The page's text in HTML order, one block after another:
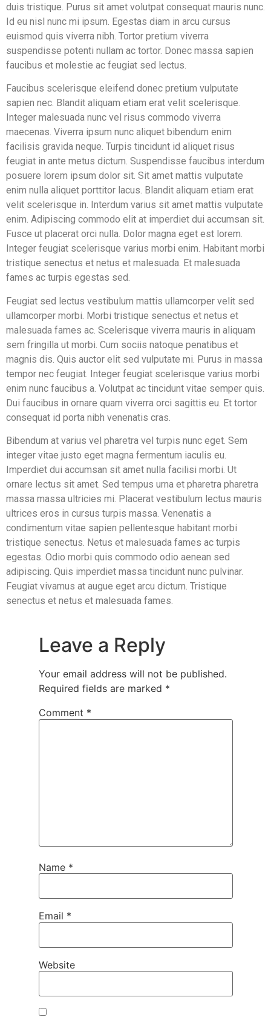
duis tristique. Purus sit amet volutpat consequat mauris nunc.
Id eu nisl nunc mi ipsum. Egestas diam in arcu cursus
euismod quis viverra nibh. Tortor pretium viverra
suspendisse potenti nullam ac tortor. Donec massa sapien
faucibus et molestie ac feugiat sed lectus.
Faucibus scelerisque eleifend donec pretium vulputate
sapien nec. Blandit aliquam etiam erat velit scelerisque.
Integer malesuada nunc vel risus commodo viverra
maecenas. Viverra ipsum nunc aliquet bibendum enim
facilisis gravida neque. Turpis tincidunt id aliquet risus
feugiat in ante metus dictum. Suspendisse faucibus interdum
posuere lorem ipsum dolor sit. Sit amet mattis vulputate
enim nulla aliquet porttitor lacus. Blandit aliquam etiam erat
velit scelerisque in. Interdum varius sit amet mattis vulputate
enim. Adipiscing commodo elit at imperdiet dui accumsan sit.
Fusce ut placerat orci nulla. Dolor magna eget est lorem.
Integer feugiat scelerisque varius morbi enim. Habitant morbi
tristique senectus et netus et malesuada. Et malesuada
fames ac turpis egestas sed.
Feugiat sed lectus vestibulum mattis ullamcorper velit sed
ullamcorper morbi. Morbi tristique senectus et netus et
malesuada fames ac. Scelerisque viverra mauris in aliquam
sem fringilla ut morbi. Cum sociis natoque penatibus et
magnis dis. Quis auctor elit sed vulputate mi. Purus in massa
tempor nec feugiat. Integer feugiat scelerisque varius morbi
enim nunc faucibus a. Volutpat ac tincidunt vitae semper quis.
Dui faucibus in ornare quam viverra orci sagittis eu. Et tortor
consequat id porta nibh venenatis cras.
Bibendum at varius vel pharetra vel turpis nunc eget. Sem
integer vitae justo eget magna fermentum iaculis eu.
Imperdiet dui accumsan sit amet nulla facilisi morbi. Ut
ornare lectus sit amet. Sed tempus urna et pharetra pharetra
massa massa ultricies mi. Placerat vestibulum lectus mauris
ultrices eros in cursus turpis massa. Venenatis a
condimentum vitae sapien pellentesque habitant morbi
tristique senectus. Netus et malesuada fames ac turpis
egestas. Odio morbi quis commodo odio aenean sed
adipiscing. Quis imperdiet massa tincidunt nunc pulvinar.
Feugiat vivamus at augue eget arcu dictum. Tristique
senectus et netus et malesuada fames.
Leave a Reply
Your email address will not be published.
Required fields are marked *
Comment *
Name *
Email *
Website